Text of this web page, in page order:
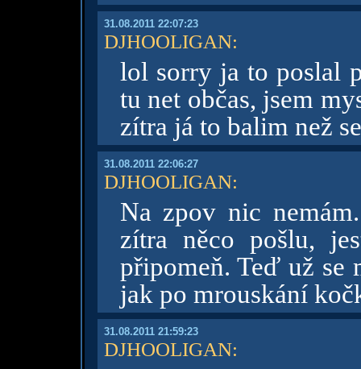
31.08.2011 22:07:23
DJHOOLIGAN:
lol sorry ja to poslal
tu net občas, jsem
zítra já to balim než
31.08.2011 22:06:27
DJHOOLIGAN:
Na zpov nic
zítra něco pošlu,
připomeň. Teď už se
jak po mrouskání
31.08.2011 21:59:23
DJHOOLIGAN: